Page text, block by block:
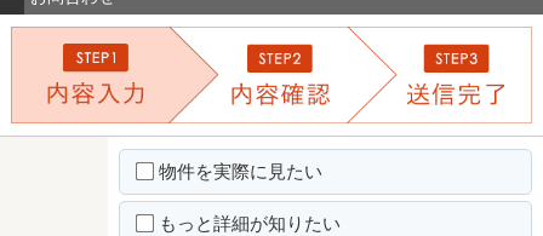
物件を実際に見たい
もっと詳細が知りたい